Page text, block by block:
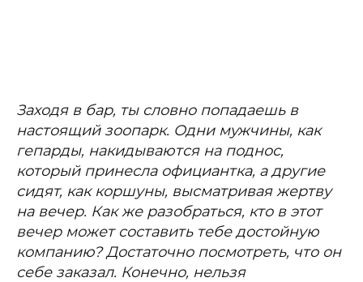
Заходя в бар, ты словно попадаешь в
настоящий зоопарк. Одни мужчины, как
гепарды, накидываются на поднос,
который принесла официантка, а другие
сидят, как коршуны, высматривая жертву
на вечер. Как же разобраться, кто в этот
вечер может составить тебе достойную
компанию? Достаточно посмотреть, что он
себе заказал. Конечно, нельзя